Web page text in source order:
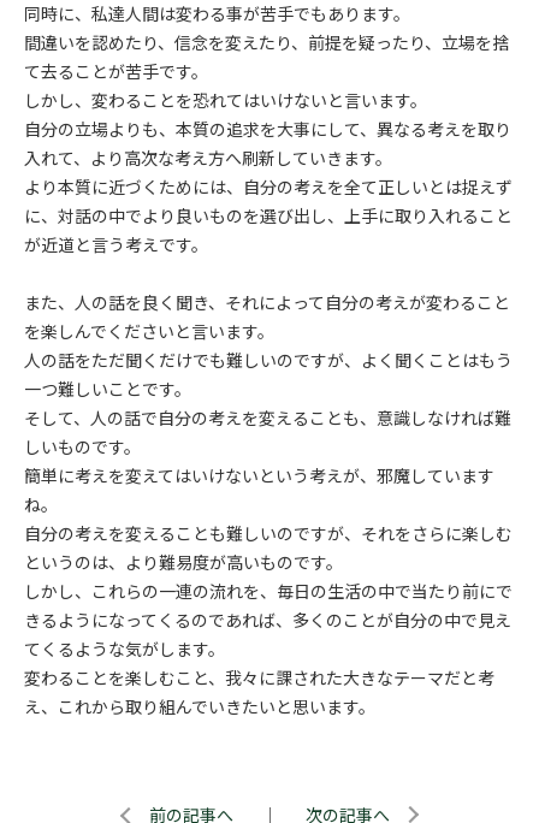
同時に、私達人間は変わる事が苦手でもあります。
間違いを認めたり、信念を変えたり、前提を疑ったり、立場を捨
て去ることが苦手です。
しかし、変わることを恐れてはいけないと言います。
自分の立場よりも、本質の追求を大事にして、異なる考えを取り
入れて、より高次な考え方へ刷新していきます。
より本質に近づくためには、自分の考えを全て正しいとは捉えず
に、対話の中でより良いものを選び出し、上手に取り入れること
が近道と言う考えです。
また、人の話を良く聞き、それによって自分の考えが変わること
を楽しんでくださいと言います。
人の話をただ聞くだけでも難しいのですが、よく聞くことはもう
一つ難しいことです。
そして、人の話で自分の考えを変えることも、意識しなければ難
しいものです。
簡単に考えを変えてはいけないという考えが、邪魔しています
ね。
自分の考えを変えることも難しいのですが、それをさらに楽しむ
というのは、より難易度が高いものです。
しかし、これらの一連の流れを、毎日の生活の中で当たり前にで
きるようになってくるのであれば、多くのことが自分の中で見え
てくるような気がします。
変わることを楽しむこと、我々に課された大きなテーマだと考
え、これから取り組んでいきたいと思います。
前の記事へ ｜ 次の記事へ